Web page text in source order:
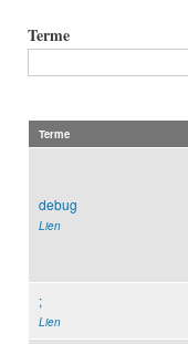
Terme
Terme
debug
Lien
;
Lien